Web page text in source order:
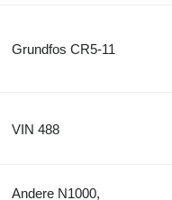
Grundfos CR5-11
VIN 488
Andere N1000,